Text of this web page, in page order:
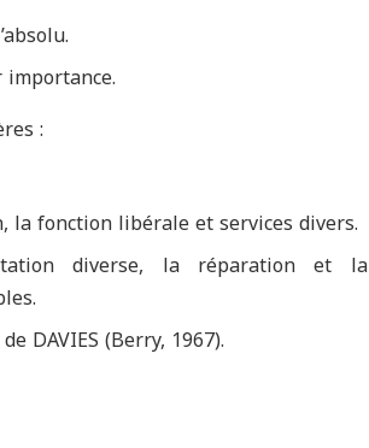
:
la fonction libérale et services divers.
diverse, la réparation et la
DAVIES (Berry, 1967).